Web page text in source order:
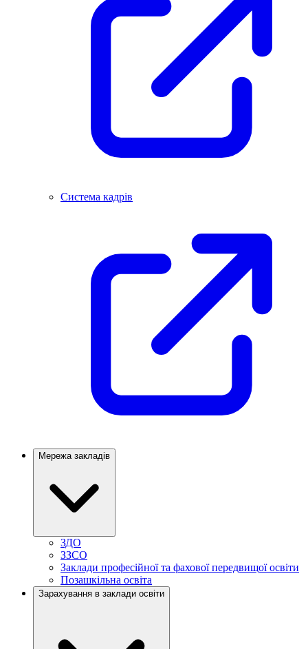
Система кадрів
Мережа закладів
ЗДО
ЗЗСО
Заклади професійної та фахової передвищої освіти
Позашкільна освіта
Зарахування в заклади освіти